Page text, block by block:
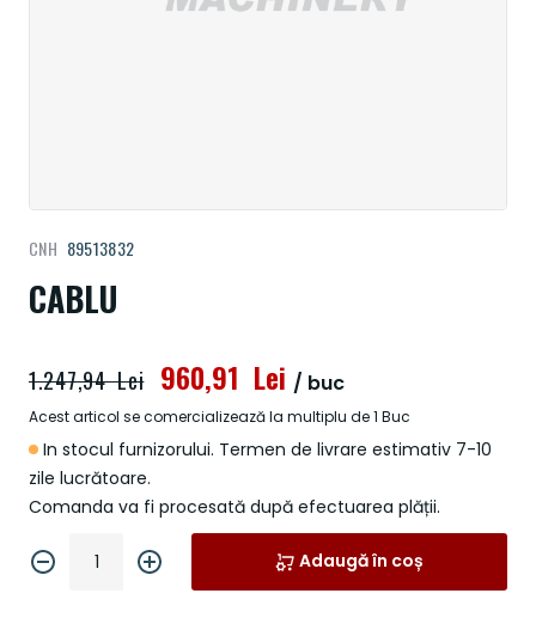
CABLU
CNH 89513832
In stocul furnizorului. Termen de livrare estimativ 7-10
zile lucrătoare.
Comanda va fi procesată după efectuarea plății.
960,91 Lei
1.247,94 Lei / buc
Acest articol se comercializează la multiplu de 1 Buc
Adaugă în coș
la
începutul
galeriei
imagini